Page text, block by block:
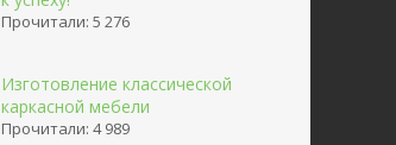
Прочитали: 5 276
Изготовление классической
каркасной мебели
Прочитали: 4 989